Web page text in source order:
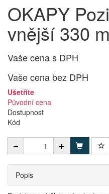
OKAPY
vnější 330
Vaše cena s DPH
Vaše cena bez DPH
Ušetříte
Původní cena
Dostupnost
Kód
Popis